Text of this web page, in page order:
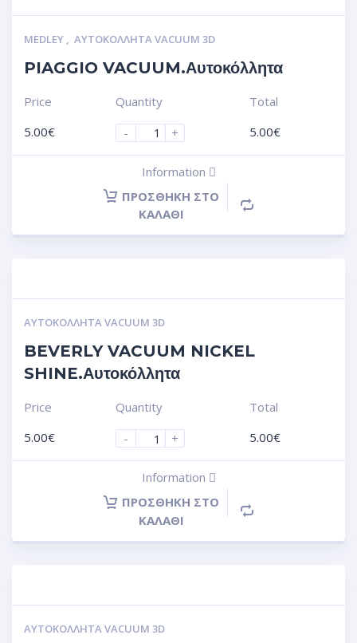
MEDLEY , ΑΥΤΟΚΌΛΛΗΤΑ VACUUM 3D
PIAGGIO VACUUM.Αυτοκόλλητα
Price
5.00€
Quantity
-
+
Total
5.00€
Information
ΠΡΟΣΘΉΚΗ ΣΤΟ
ΚΑΛΆΘΙ
ΑΥΤΟΚΌΛΛΗΤΑ VACUUM 3D
BEVERLY VACUUM NICKEL
SHINE.Αυτοκόλλητα
Price
5.00€
Quantity
-
+
Total
5.00€
Information
ΠΡΟΣΘΉΚΗ ΣΤΟ
ΚΑΛΆΘΙ
ΑΥΤΟΚΌΛΛΗΤΑ VACUUM 3D